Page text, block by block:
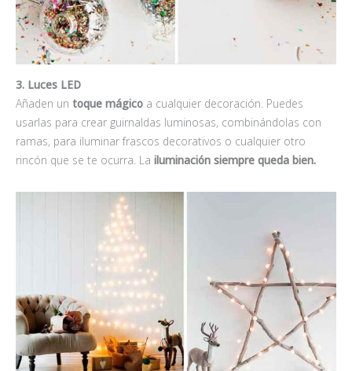
3. Luces LED
Añaden un toque mágico a cualquier decoración. Puedes
usarlas para crear guirnaldas luminosas, combinándolas con
ramas, para iluminar frascos decorativos o cualquier otro
rincón que se te ocurra. La iluminación siempre queda bien.